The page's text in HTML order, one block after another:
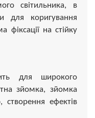
світильника, в
для коригування
фіксації на стійку
для широкого
зйомка, зйомка
створення ефектів